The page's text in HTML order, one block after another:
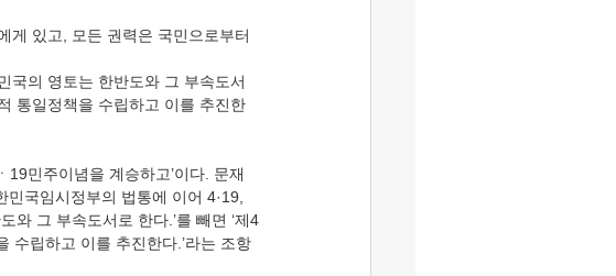
국의 영토는 한반도와 그 부속도서
통일정책을 수립하고 이를 추진한
국임시정부의 법통에 이어 4·19,
와 그 부속도서로 한다.’를 빼면 ‘제4
수립하고 이를 추진한다.’라는 조항